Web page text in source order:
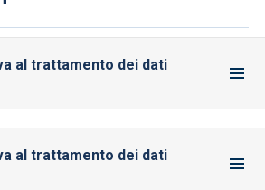
al trattamento dei dati
al trattamento dei dati